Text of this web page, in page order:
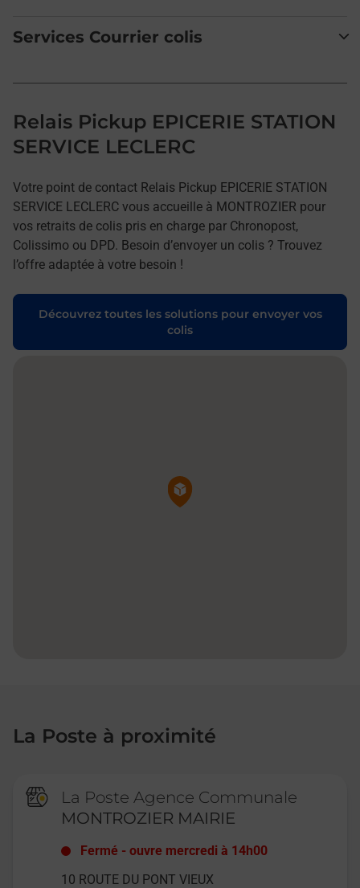
Services Courrier colis
Relais Pickup EPICERIE STATION
SERVICE LECLERC
Votre point de contact Relais Pickup EPICERIE STATION
SERVICE LECLERC vous accueille à MONTROZIER pour
vos retraits de colis pris en charge par Chronopost,
Colissimo ou DPD. Besoin d’envoyer un colis ? Trouvez
l’offre adaptée à votre besoin !
Découvrez toutes les solutions pour envoyer vos
colis
Pin de la carte
La Poste à proximité
La Poste Agence Communale
MONTROZIER MAIRIE
Fermé -ouvre mercredi à 14h00
10 ROUTE DU PONT VIEUX